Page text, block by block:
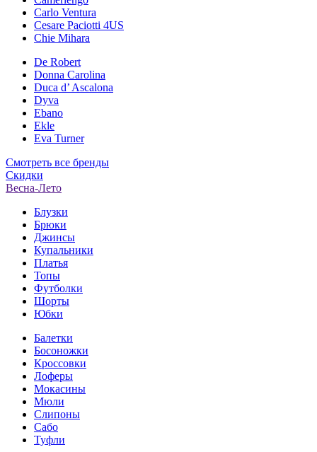
Carlo Ventura
Cesare Paciotti 4US
Chie Mihara
De Robert
Donna Carolina
Duca d’ Ascalona
Dyva
Ebano
Ekle
Eva Turner
Смотреть все бренды
Скидки
Весна-Лето
Блузки
Брюки
Джинсы
Купальники
Платья
Топы
Футболки
Шорты
Юбки
Балетки
Босоножки
Кроссовки
Лоферы
Мокасины
Мюли
Слипоны
Сабо
Туфли